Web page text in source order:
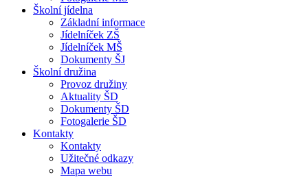
Školní jídelna
Základní informace
Jídelníček ZŠ
Jídelníček MŠ
Dokumenty ŠJ
Školní družina
Provoz družiny
Aktuality ŠD
Dokumenty ŠD
Fotogalerie ŠD
Kontakty
Kontakty
Užitečné odkazy
Mapa webu